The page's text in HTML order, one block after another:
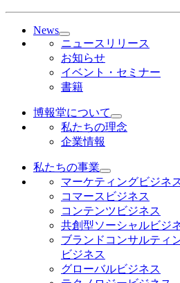
News
ニュースリリース
お知らせ
イベント・セミナー
書籍
博報堂について
私たちの理念
企業情報
私たちの事業
マーケティングビジネ
コマースビジネス
コンテンツビジネス
共創型ソーシャルビジ
ブランドコンサルティ
ビジネス
グローバルビジネス